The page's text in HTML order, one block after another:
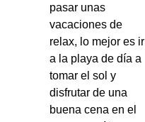
pasar unas
vacaciones de
relax, lo mejor es ir
a la playa de día a
tomar el sol y
disfrutar de una
buena cena en el